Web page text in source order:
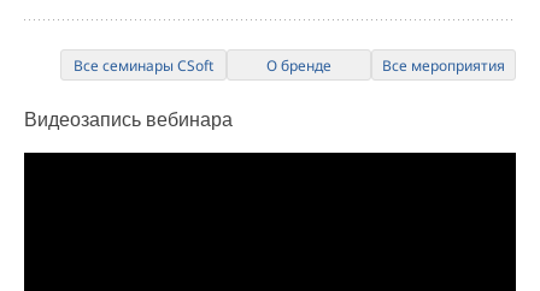
Все семинары CSoft О бренде Все мероприятия
Видеозапись вебинара